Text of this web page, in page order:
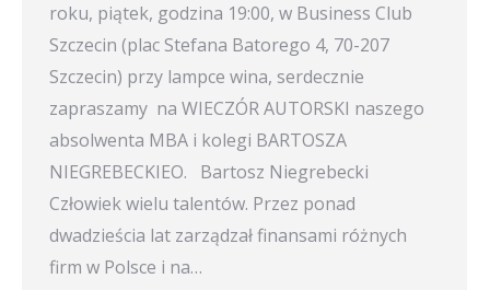
roku, piątek, godzina 19:00, w Business Club
Szczecin (plac Stefana Batorego 4, 70-207
Szczecin) przy lampce wina, serdecznie
zapraszamy na WIECZÓR AUTORSKI naszego
absolwenta MBA i kolegi BARTOSZA
NIEGREBECKIEO. Bartosz Niegrebecki
Człowiek wielu talentów. Przez ponad
dwadzieścia lat zarządzał finansami różnych
firm w Polsce i na…